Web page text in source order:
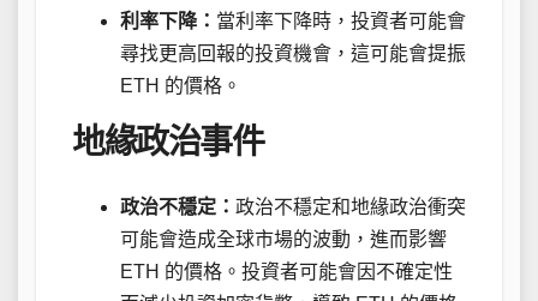
利率下降： 當利率下降時，投資者可能會
尋找更高回報的投資機會，這可能會提振
ETH 的價格。
地緣政治事件
政治不穩定： 政治不穩定和地緣政治衝突
可能會造成全球市場的波動，進而影響
ETH 的價格。投資者可能會因不確定性